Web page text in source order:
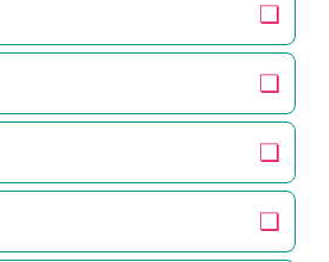
❏
❏
❏
❏